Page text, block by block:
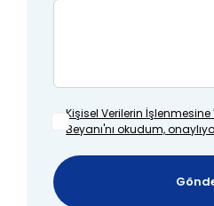
Kişisel Verilerin İşlenmesine
Beyanı'nı okudum,